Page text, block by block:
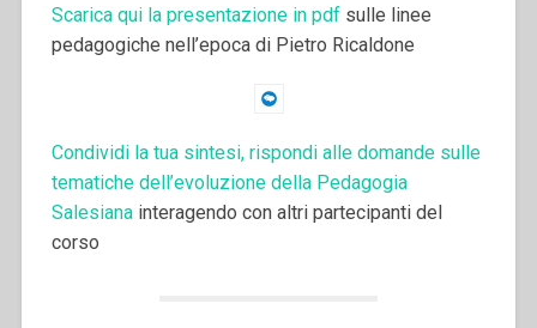
Scarica qui la presentazione in pdf sulle linee
pedagogiche nell’epoca di Pietro Ricaldone
Condividi la tua sintesi, rispondi alle domande sulle
tematiche dell’evoluzione della Pedagogia
Salesiana interagendo con altri partecipanti del
corso